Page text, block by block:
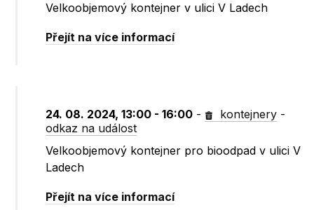
Velkoobjemový kontejner v ulici V Ladech
Přejít na více informací
24. 08. 2024, 13:00 - 16:00 - kontejnery -
odkaz na událost
Velkoobjemový kontejner pro bioodpad v ulici V
Ladech
Přejít na více informací